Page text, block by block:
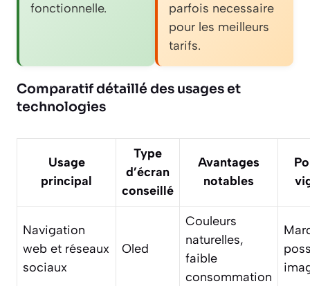
fonctionnelle.
parfois necessaire
pour les meilleurs
tarifs.
Comparatif détaillé des usages et
technologies
Usage
principal
Type
d’écran
conseillé
Avantages
notables
Navigation
web et réseaux
sociaux
Oled
Couleurs
naturelles,
faible
consommation